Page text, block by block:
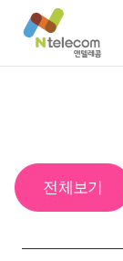
전체보기